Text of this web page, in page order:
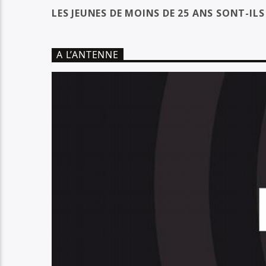
LES JEUNES DE MOINS DE 25 ANS SONT-
A L’ANTENNE